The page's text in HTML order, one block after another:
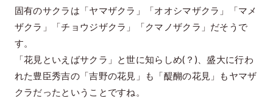
固有のサクラは「ヤマザクラ」「オオシマザクラ」「マメ
ザクラ」「チョウジザクラ」「クマノザクラ」だそうで
す。
「花見といえばサクラ」と世に知らしめ(？)、盛大に行わ
れた豊臣秀吉の「吉野の花見」も「醍醐の花見」もヤマザ
クラだったということですね。